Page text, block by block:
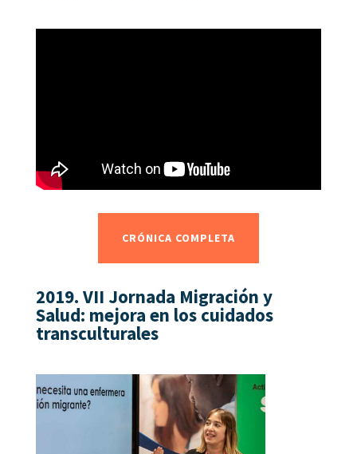
CRÓNICA COMPLETA
2019. VII Jornada Migración y
Salud: mejora en los cuidados
transculturales